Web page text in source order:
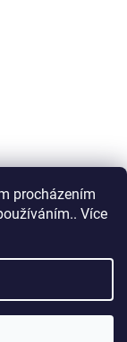
procházením
Více